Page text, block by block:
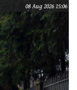
08 Aug 2026 15:06